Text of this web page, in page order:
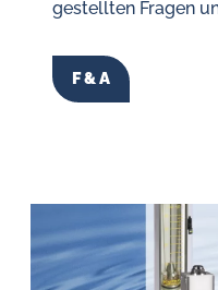
gestellten Fragen
F & A